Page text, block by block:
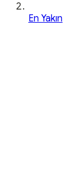
En Yakın